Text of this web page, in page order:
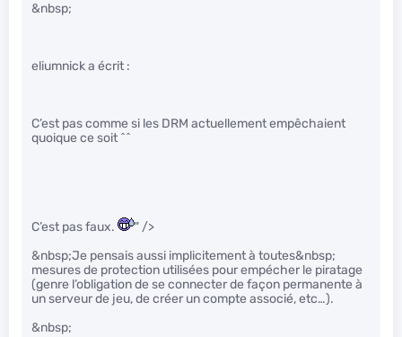
&nbsp;
eliumnick a écrit :
C’est pas comme si les DRM actuellement empêchaient
quoique ce soit ^^
C’est pas faux.
" />
&nbsp;Je pensais aussi implicitement à toutes&nbsp;
mesures de protection utilisées pour empécher le piratage
(genre l’obligation de se connecter de façon permanente à
un serveur de jeu, de créer un compte associé, etc…).
&nbsp;